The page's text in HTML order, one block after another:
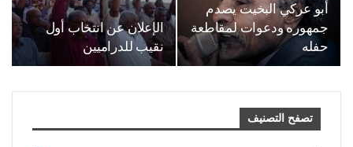
أبو عركي البخيت يصدم
جمهوره ودعوات لمقاطعة
حفله
الإعلان عن انتخاب أول
نقيب للدراميين
تصفح التصنيف